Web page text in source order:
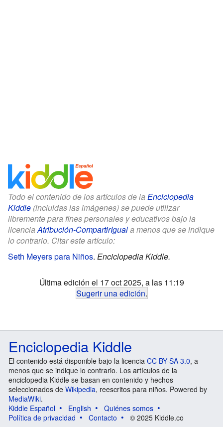
Todo el contenido de los artículos de la Enciclopedia
Kiddle (incluidas las imágenes) se puede utilizar
libremente para fines personales y educativos bajo la
licenciaAtribución-CompartirIguala menos que se indique
lo contrario. Citar este artículo:
Seth Meyers para Niños. Enciclopedia Kiddle.
Última edición el 17 oct 2025, a las 11:19
Sugerir una edición.
Enciclopedia Kiddle
El contenido está disponible bajo la licencia CC BY-SA 3.0, a
menos que se indique lo contrario. Los artículos de la
enciclopedia Kiddle se basan en contenido y hechos
seleccionados de Wikipedia, reescritos para niños. Powered by
MediaWiki.
Kiddle Español
English
Quiénes somos
Política de privacidad
Contacto © 2025 Kiddle.co